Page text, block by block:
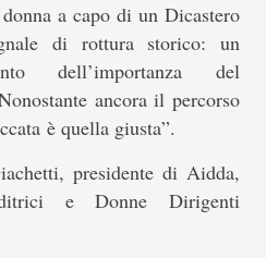
a capo di un Dicastero
di rottura storico: un
dell’importanza del
ancora il percorso
è quella giusta”.
presidente di Aidda,
e Donne Dirigenti